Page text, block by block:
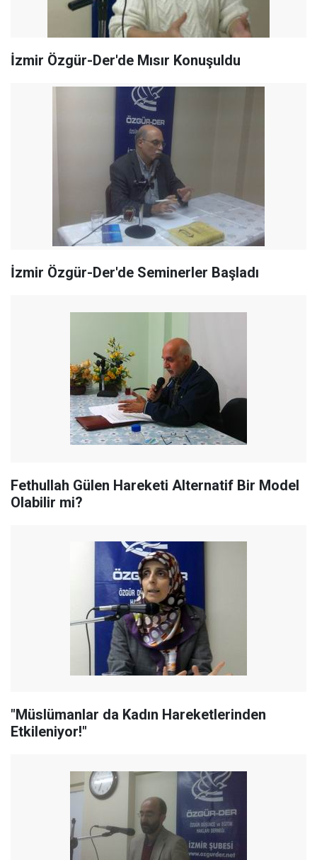
İzmir Özgür-Der'de Mısır Konuşuldu
İzmir Özgür-Der'de Seminerler Başladı
Fethullah Gülen Hareketi Alternatif Bir Model
Olabilir mi?
"Müslümanlar da Kadın Hareketlerinden
Etkileniyor!"